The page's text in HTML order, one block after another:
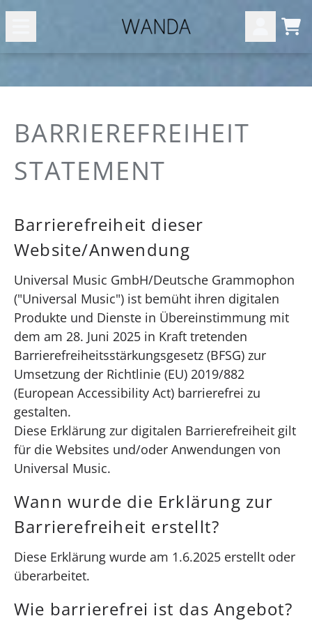
Zum Inhalt
Konto
BARRIEREFREIHEIT
STATEMENT
Barrierefreiheit dieser
Website/Anwendung
Universal Music GmbH/Deutsche Grammophon
("Universal Music") ist bemüht ihren digitalen
Produkte und Dienste in Übereinstimmung mit
dem am 28. Juni 2025 in Kraft tretenden
Barrierefreiheitsstärkungsgesetz (BFSG) zur
Umsetzung der Richtlinie (EU) 2019/882
(European Accessibility Act) barrierefrei zu
gestalten.
Diese Erklärung zur digitalen Barrierefreiheit gilt
für die Websites und/oder Anwendungen von
Universal Music.
Wann wurde die Erklärung zur
Barrierefreiheit erstellt?
Diese Erklärung wurde am 1.6.2025 erstellt oder
überarbeitet.
Wie barrierefrei ist das Angebot?